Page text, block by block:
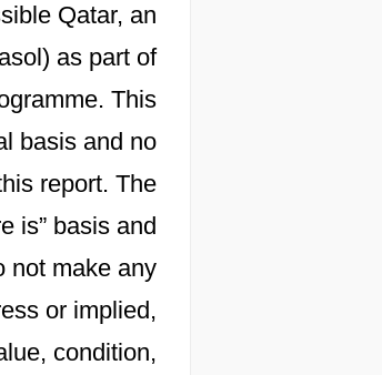
Qatar, an
as part of
This
basis and no
report. The
is” basis and
not make any
or implied,
condition,